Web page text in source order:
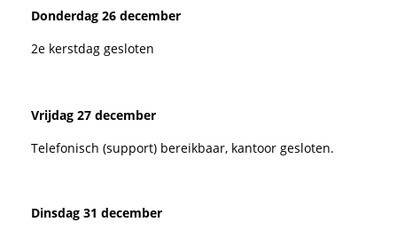
Donderdag 26 december
2e kerstdag gesloten
Vrijdag 27 december
Telefonisch (support) bereikbaar, kantoor gesloten.
Dinsdag 31 december